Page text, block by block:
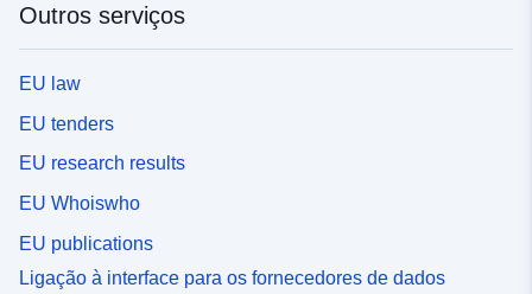
Outros serviços
EU law
EU tenders
EU research results
EU Whoiswho
EU publications
Ligação à interface para os fornecedores de dados